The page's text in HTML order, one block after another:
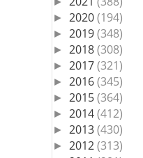
► 2020(194)
► 2019(348)
► 2018(308)
► 2017(321)
► 2016(345)
► 2015(364)
► 2014(412)
► 2013(430)
► 2012(313)